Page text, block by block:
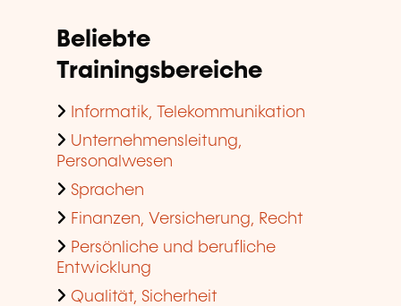
Beliebte
Trainingsbereiche
Informatik, Telekommunikation
Unternehmensleitung,
Personalwesen
Sprachen
Finanzen, Versicherung, Recht
Persönliche und berufliche
Entwicklung
Qualität, Sicherheit